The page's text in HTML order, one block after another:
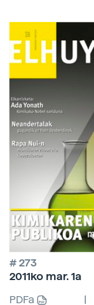
# 273
2011ko mar. 1a
PDFa
|